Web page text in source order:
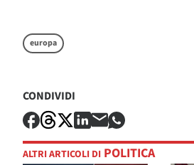
europa
CONDIVIDI
ALTRI ARTICOLI DI POLITICA